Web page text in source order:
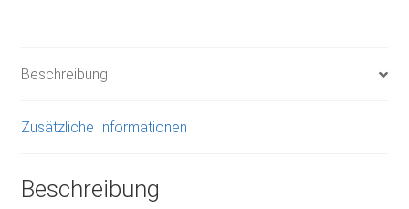
Beschreibung
Zusätzliche Informationen
Beschreibung